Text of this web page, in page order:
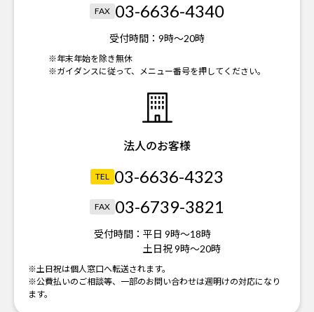
FAX 03-6636-4340
受付時間： 9時～20時
※年末年始を除き無休
※ガイダンスに従って、メニュー番号を押してください。
法人のお客様
TEL 03-6636-4323
FAX 03-6739-3821
受付時間： 平日 9時～18時
土日祝 9時～20時
※土日祝は個人窓口へ転送されます。
※公費払いのご相談等、一部のお問い合わせは週明けの対応になり
ます。